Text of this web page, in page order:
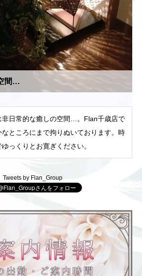
間…
非日常的な癒しの空間…。Flan千歳店で
ところにまで拘りぬいております。時
っくりとお寛ぎください。
Tweets by Flan_Group